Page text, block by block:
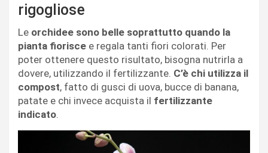
rigogliose
Le orchidee sono belle soprattutto quando la
pianta fiorisce e regala tanti fiori colorati. Per
poter ottenere questo risultato, bisogna nutrirla a
dovere, utilizzando il fertilizzante. C’è chi utilizza il
compost, fatto di gusci di uova, bucce di banana,
patate e chi invece acquista il fertilizzante
indicato.